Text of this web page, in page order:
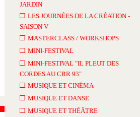
JARDIN
□ LES JOURNÉES DE LA CRÉATION -
SAISON V
□ MASTERCLASS / WORKSHOPS
□ MINI-FESTIVAL
□ MINI-FESTIVAL "IL PLEUT DES
CORDES AU CRR 93"
□ MUSIQUE ET CINÉMA
□ MUSIQUE ET DANSE
□ MUSIQUE ET THÉÂTRE